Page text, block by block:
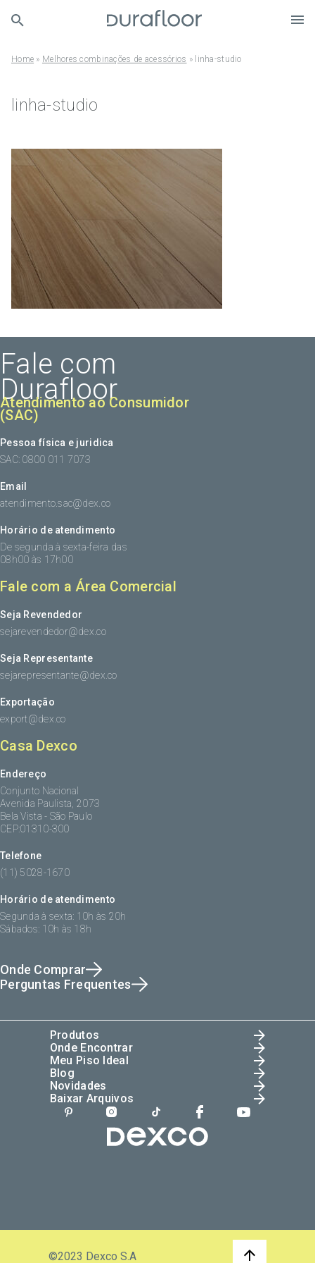
Home » Melhores combinações de acessórios » linha-studio
linha-studio
Fale com
Durafloor
Atendimento ao Consumidor
(SAC)
Pessoa física e juridica
SAC: 0800 011 7073
Email
atendimento.sac@dex.co
Horário de atendimento
De segunda à sexta-feira das
08h00 às 17h00
Fale com a Área Comercial
Seja Revendedor
sejarevendedor@dex.co
Seja Representante
sejarepresentante@dex.co
Exportação
export@dex.co
Casa Dexco
Endereço
Conjunto Nacional
Avenida Paulista, 2073
Bela Vista - São Paulo
CEP:01310-300
Telefone
(11) 5028-1670
Horário de atendimento
Segunda à sexta: 10h às 20h
Sábados: 10h às 18h
Onde Comprar
Perguntas Frequentes
Produtos
Onde Encontrar
Meu Piso Ideal
Blog
Novidades
Baixar Arquivos
©2023 Dexco S.A